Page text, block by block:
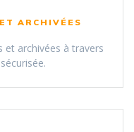
ARCHIVÉES
archivées à travers